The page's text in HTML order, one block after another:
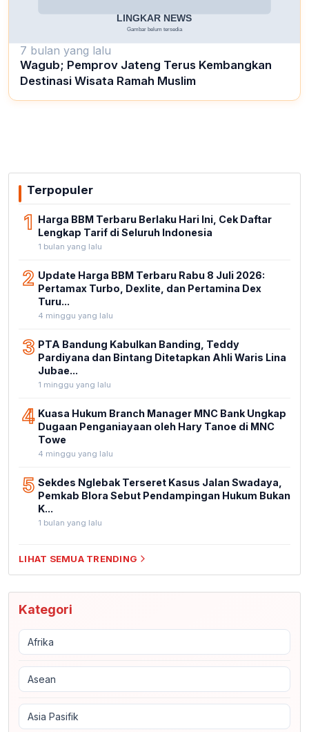
7 bulan yang lalu
Wagub; Pemprov Jateng Terus Kembangkan
Destinasi Wisata Ramah Muslim
Terpopuler
1 Harga BBM Terbaru Berlaku Hari Ini, Cek Daftar
Lengkap Tarif di Seluruh Indonesia
1 bulan yang lalu
2 Update Harga BBM Terbaru Rabu 8 Juli 2026:
Pertamax Turbo, Dexlite, dan Pertamina Dex
Turu...
4 minggu yang lalu
3 PTA Bandung Kabulkan Banding, Teddy
Pardiyana dan Bintang Ditetapkan Ahli Waris Lina
Jubae...
1 minggu yang lalu
4 Kuasa Hukum Branch Manager MNC Bank Ungkap
Dugaan Penganiayaan oleh Hary Tanoe di MNC
Towe
4 minggu yang lalu
5 Sekdes Nglebak Terseret Kasus Jalan Swadaya,
Pemkab Blora Sebut Pendampingan Hukum Bukan
K...
1 bulan yang lalu
LIHAT SEMUA TRENDING
Kategori
Afrika
Asean
Asia Pasifik